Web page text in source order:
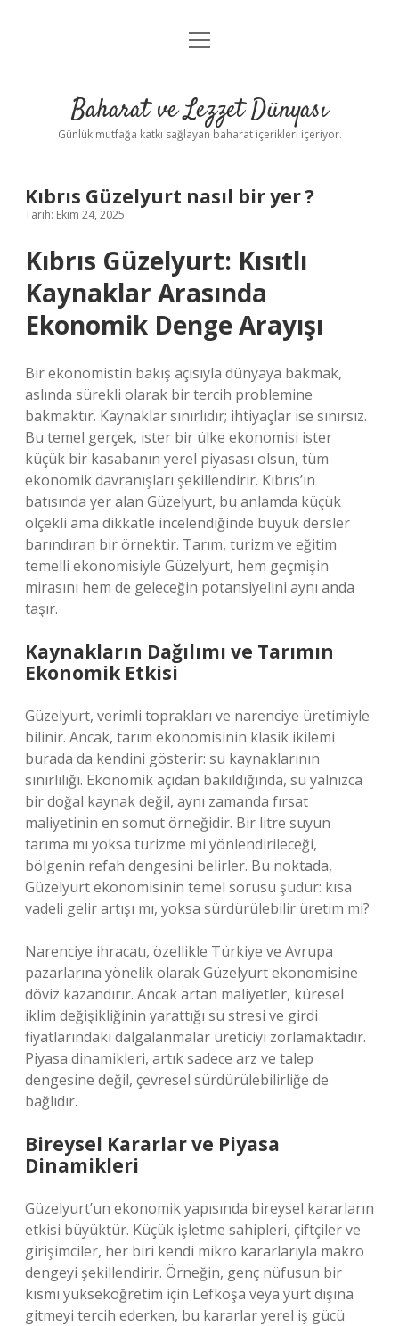
Anasayfa
Yasal Uyarı
menüyü
Baharat ve Lezzet Dünyası
Günlük mutfağa katkı sağlayan baharat içerikleri içeriyor.
Kıbrıs Güzelyurt nasıl bir yer ?
Tarih: Ekim 24, 2025
Kıbrıs Güzelyurt: Kısıtlı
Kaynaklar Arasında
Ekonomik Denge Arayışı
Bir ekonomistin bakış açısıyla dünyaya bakmak,
aslında sürekli olarak bir tercih problemine
bakmaktır. Kaynaklar sınırlıdır; ihtiyaçlar ise sınırsız.
Bu temel gerçek, ister bir ülke ekonomisi ister
küçük bir kasabanın yerel piyasası olsun, tüm
ekonomik davranışları şekillendirir. Kıbrıs’ın
batısında yer alan Güzelyurt, bu anlamda küçük
ölçekli ama dikkatle incelendiğinde büyük dersler
barındıran bir örnektir. Tarım, turizm ve eğitim
temelli ekonomisiyle Güzelyurt, hem geçmişin
mirasını hem de geleceğin potansiyelini aynı anda
taşır.
Kaynakların Dağılımı ve Tarımın
Ekonomik Etkisi
Güzelyurt, verimli toprakları ve narenciye üretimiyle
bilinir. Ancak, tarım ekonomisinin klasik ikilemi
burada da kendini gösterir: su kaynaklarının
sınırlılığı. Ekonomik açıdan bakıldığında, su yalnızca
bir doğal kaynak değil, aynı zamanda fırsat
maliyetinin en somut örneğidir. Bir litre suyun
tarıma mı yoksa turizme mi yönlendirileceği,
bölgenin refah dengesini belirler. Bu noktada,
Güzelyurt ekonomisinin temel sorusu şudur: kısa
vadeli gelir artışı mı, yoksa sürdürülebilir üretim mi?
Narenciye ihracatı, özellikle Türkiye ve Avrupa
pazarlarına yönelik olarak Güzelyurt ekonomisine
döviz kazandırır. Ancak artan maliyetler, küresel
iklim değişikliğinin yarattığı su stresi ve girdi
fiyatlarındaki dalgalanmalar üreticiyi zorlamaktadır.
Piyasa dinamikleri, artık sadece arz ve talep
dengesine değil, çevresel sürdürülebilirliğe de
bağlıdır.
Bireysel Kararlar ve Piyasa
Dinamikleri
Güzelyurt’un ekonomik yapısında bireysel kararların
etkisi büyüktür. Küçük işletme sahipleri, çiftçiler ve
girişimciler, her biri kendi mikro kararlarıyla makro
dengeyi şekillendirir. Örneğin, genç nüfusun bir
kısmı yükseköğretim için Lefkoşa veya yurt dışına
gitmeyi tercih ederken, bu kararlar yerel iş gücü